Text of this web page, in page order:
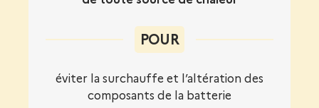
POUR
éviter la surchauffe et l’altération des
composants de la batterie